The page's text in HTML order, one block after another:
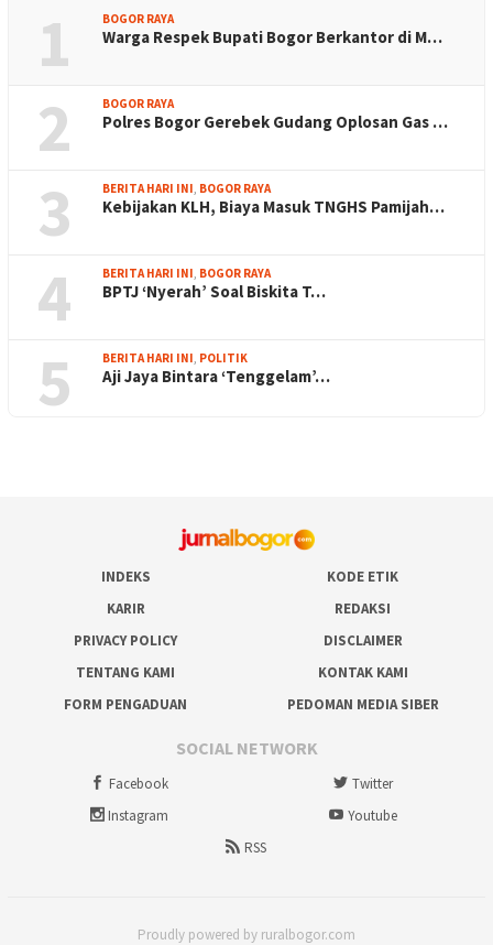
1 BOGOR RAYA
Warga Respek Bupati Bogor Berkantor di M…
2 BOGOR RAYA
Polres Bogor Gerebek Gudang Oplosan Gas …
3 BERITA HARI INI, BOGOR RAYA
Kebijakan KLH, Biaya Masuk TNGHS Pamijah…
4 BERITA HARI INI, BOGOR RAYA
BPTJ ‘Nyerah’ Soal Biskita T…
5 BERITA HARI INI, POLITIK
Aji Jaya Bintara ‘Tenggelam’…
INDEKS
KODE ETIK
KARIR
REDAKSI
PRIVACY POLICY
DISCLAIMER
TENTANG KAMI
KONTAK KAMI
FORM PENGADUAN
PEDOMAN MEDIA SIBER
SOCIAL NETWORK
Facebook
Twitter
Instagram
Youtube
RSS
Proudly powered by ruralbogor.com